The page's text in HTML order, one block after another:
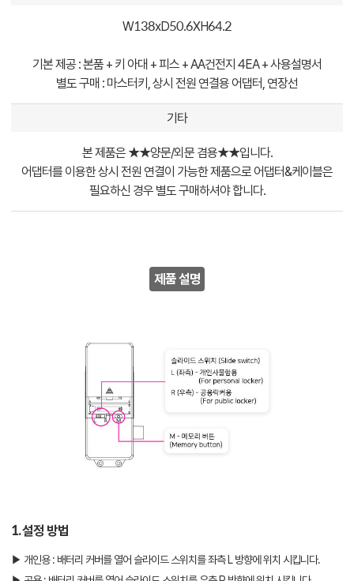
W138xD50.6XH64.2
기본 제공 : 본품 + 키 아대 + 피스 + AA건전지 4EA + 사용설명서
별도 구매 : 마스터키, 상시 전원 연결용 어댑터, 연장선
기타
본 제품은 ★★양문/외문 겸용★★입니다.
어댑터를 이용한 상시 전원 연결이 가능한 제품으로 어댑터&케이블은
필요하신 경우 별도 구매하셔야 합니다.
제품 설명
1. 설정 방법
▶ 개인용 : 배터리 커버를 열어 슬라이드 스위치를 좌측 L 방향에 위치 시킵니다.